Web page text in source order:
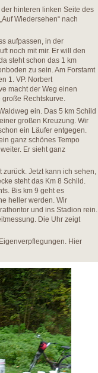
hinteren linken Seite des
Wiedersehen“ nach
aufpassen, in der
noch mit mir. Er will den
steht schon das 1 km
zu sein. Am Forstamt
1. VP. Norbert
macht der Weg einen
große Rechtskurve.
ein. Das 5 km Schild
großen Kreuzung. Wir
ein Läufer entgegen.
ganz schönes Tempo
Er sieht ganz
zurück. Jetzt kann ich sehen,
steht das Km 8 Schild.
Bis km 9 geht es
heller werden. Wir
und ins Stadion rein.
Die Uhr zeigt
Hier